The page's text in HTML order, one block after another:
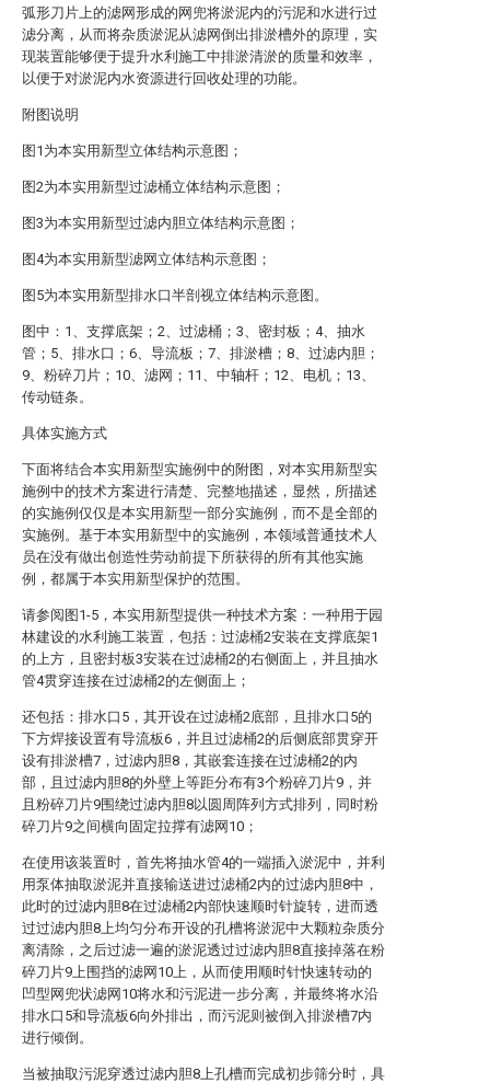
弧形刀片上的滤网形成的网兜将淤泥内的污泥和水进行过
滤分离，从而将杂质淤泥从滤网倒出排淤槽外的原理，实
现装置能够便于提升水利施工中排淤清淤的质量和效率，
以便于对淤泥内水资源进行回收处理的功能。
附图说明
图1为本实用新型立体结构示意图；
图2为本实用新型过滤桶立体结构示意图；
图3为本实用新型过滤内胆立体结构示意图；
图4为本实用新型滤网立体结构示意图；
图5为本实用新型排水口半剖视立体结构示意图。
图中：1、支撑底架；2、过滤桶；3、密封板；4、抽水
管；5、排水口；6、导流板；7、排淤槽；8、过滤内胆；
9、粉碎刀片；10、滤网；11、中轴杆；12、电机；13、
传动链条。
具体实施方式
下面将结合本实用新型实施例中的附图，对本实用新型实
施例中的技术方案进行清楚、完整地描述，显然，所描述
的实施例仅仅是本实用新型一部分实施例，而不是全部的
实施例。基于本实用新型中的实施例，本领域普通技术人
员在没有做出创造性劳动前提下所获得的所有其他实施
例，都属于本实用新型保护的范围。
请参阅图1-5，本实用新型提供一种技术方案：一种用于园
林建设的水利施工装置，包括：过滤桶2安装在支撑底架1
的上方，且密封板3安装在过滤桶2的右侧面上，并且抽水
管4贯穿连接在过滤桶2的左侧面上；
还包括：排水口5，其开设在过滤桶2底部，且排水口5的
下方焊接设置有导流板6，并且过滤桶2的后侧底部贯穿开
设有排淤槽7，过滤内胆8，其嵌套连接在过滤桶2的内
部，且过滤内胆8的外壁上等距分布有3个粉碎刀片9，并
且粉碎刀片9围绕过滤内胆8以圆周阵列方式排列，同时粉
碎刀片9之间横向固定拉撑有滤网10；
在使用该装置时，首先将抽水管4的一端插入淤泥中，并利
用泵体抽取淤泥并直接输送进过滤桶2内的过滤内胆8中，
此时的过滤内胆8在过滤桶2内部快速顺时针旋转，进而透
过过滤内胆8上均匀分布开设的孔槽将淤泥中大颗粒杂质分
离清除，之后过滤一遍的淤泥透过过滤内胆8直接掉落在粉
碎刀片9上围挡的滤网10上，从而使用顺时针快速转动的
凹型网兜状滤网10将水和污泥进一步分离，并最终将水沿
排水口5和导流板6向外排出，而污泥则被倒入排淤槽7内
进行倾倒。
当被抽取污泥穿透过滤内胆8上孔槽而完成初步筛分时，具